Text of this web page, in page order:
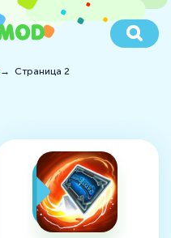
→ Страница 2